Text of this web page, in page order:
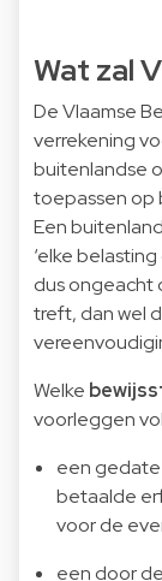
Wat zal
De Vlaamse
verrekening
buitenlandse
toepassen op
Een
‘elke
dus ongeacht
treft, dan wel
Welke
voorleggen
een
betaalde
voor de
een door